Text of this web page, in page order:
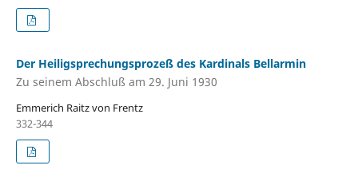
Der Heiligsprechungsprozeß des Kardinals Bellarmin
Zu seinem Abschluß am 29. Juni 1930
Emmerich Raitz von Frentz
332-344